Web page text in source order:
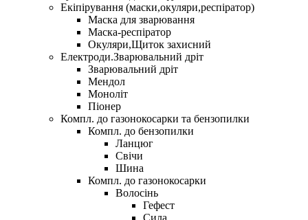
Екіпірування (маски,окуляри,респіратор)
Маска для зварювання
Маска-респіратор
Окуляри,Щиток захисний
Електроди.Зварювальний дріт
Зварювальний дріт
Мендол
Моноліт
Піонер
Компл. до газонокосарки та бензопилки
Компл. до бензопилки
Ланцюг
Свічи
Шина
Компл. до газонокосарки
Волосінь
Гефест
Сила